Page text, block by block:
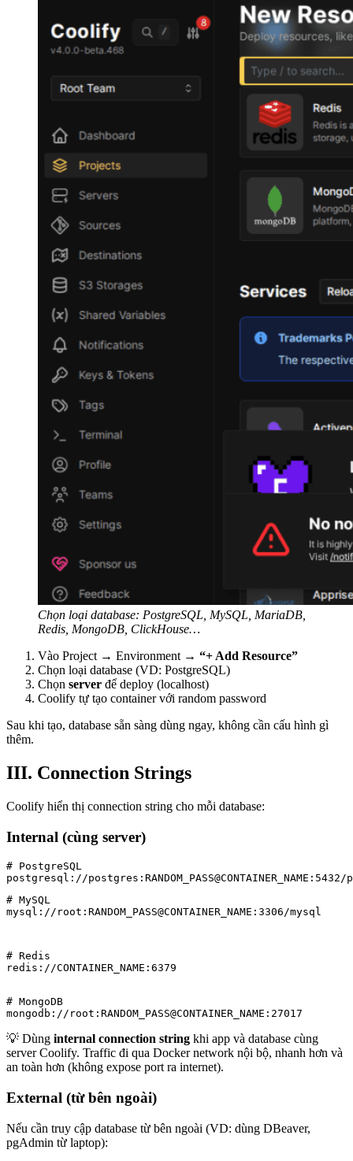
Chọn loại database: PostgreSQL, MySQL, MariaDB,
Redis, MongoDB, ClickHouse…
Vào Project → Environment → “+ Add Resource”
Chọn loại database (VD: PostgreSQL)
Chọn server để deploy (localhost)
Coolify tự tạo container với random password
Sau khi tạo, database sẵn sàng dùng ngay, không cần cấu hình gì
thêm.
III. Connection Strings
Coolify hiển thị connection string cho mỗi database:
Internal (cùng server)
# PostgreSQL
# MySQL
mysql://root:RANDOM_PASS@CONTAINER_NAME:3306/mysql
# Redis
redis://CONTAINER_NAME:6379
# MongoDB
mongodb://root:RANDOM_PASS@CONTAINER_NAME:27017
💡 Dùng internal connection string khi app và database cùng
server Coolify. Traffic đi qua Docker network nội bộ, nhanh hơn và
an toàn hơn (không expose port ra internet).
External (từ bên ngoài)
Nếu cần truy cập database từ bên ngoài (VD: dùng DBeaver,
pgAdmin từ laptop):